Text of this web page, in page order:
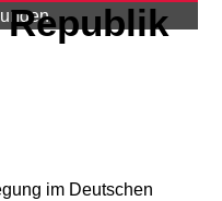
Republik
im Deutschen